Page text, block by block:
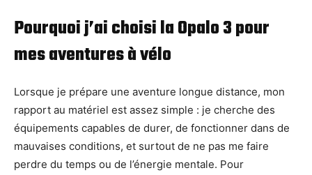
Pourquoi j’ai choisi la Opalo 3 pour
mes aventures à vélo
Lorsque je prépare une aventure longue distance, mon
rapport au matériel est assez simple : je cherche des
équipements capables de durer, de fonctionner dans de
mauvaises conditions, et surtout de ne pas me faire
perdre du temps ou de l’énergie mentale. Pour